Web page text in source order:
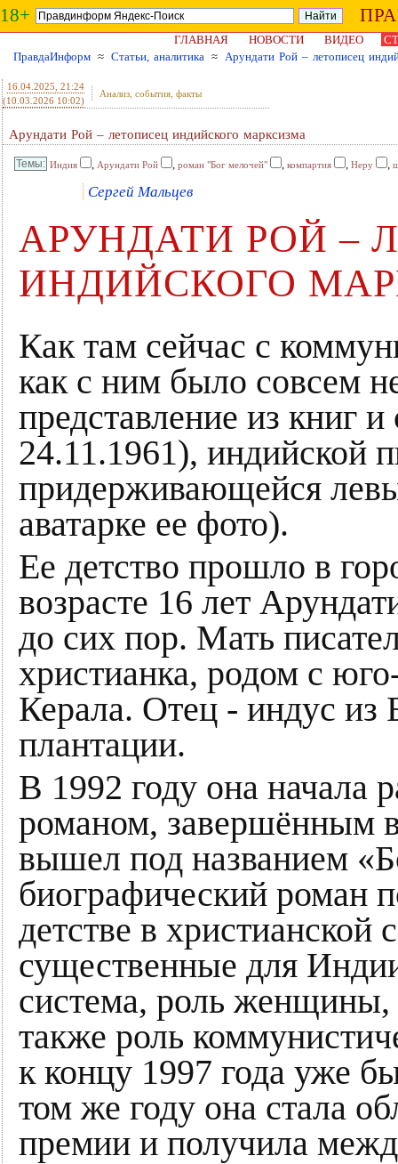
18+
ГЛАВНАЯ НОВОСТИ ВИДЕО
ПравдаИнформ ≈ Статьи, аналитика ≈ Арундати Рой – летописец
16.04.2025 , 21:24
(10.03.2026 10:02)
Анализ, события, факты
Арундати Рой – летописец индийского марксизма
Индия , Арундати Рой , роман "Бог мелочей" , компартия , Неру ,
Сергей Мальцев
АРУНДАТИ РОЙ –
ИНДИЙСКОГО
Как там сейчас с
как с ним было совсем
представление из книг
24.11.1961), индийской
придерживающейся
аватарке ее фото).
Ее детство прошло в
возрасте 16 лет
до сих пор. Мать
христианка, родом с
Керала. Отец - индус из
плантации.
В 1992 году она начала
романом, завершённым
вышел под названием
биографический роман
детстве в христианской
существенные для
система, роль женщины,
также роль
к концу 1997 года уже
том же году она стала
премии и получила